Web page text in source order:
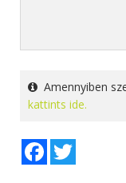
Amennyiben
kattints ide.
Facebook